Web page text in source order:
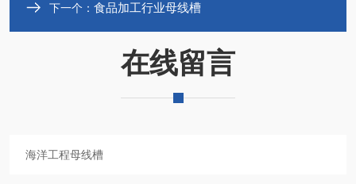
下一个： 食品加工行业母线槽
在线留言